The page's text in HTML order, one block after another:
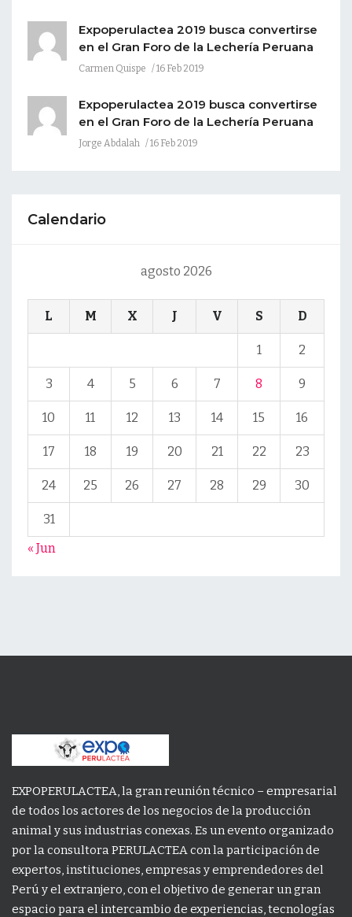
Expoperulactea 2019 busca convertirse
en el Gran Foro de la Lechería Peruana
Carmen Quispe 16 Feb 2019
Expoperulactea 2019 busca convertirse
en el Gran Foro de la Lechería Peruana
Jorge Abdalah 16 Feb 2019
Calendario
agosto 2026
L M X J V S D
1 2
3 4 5 6 7 8 9
10 11 12 13 14 15 16
17 18 19 20 21 22 23
24 25 26 27 28 29 30
31
« Jun
EXPOPERULACTEA, la gran reunión técnico – empresarial
de todos los actores de los negocios de la producción
animal y sus industrias conexas. Es un evento organizado
por la consultora PERULACTEA con la participación de
expertos, instituciones, empresas y emprendedores del
Perú y el extranjero, con el objetivo de generar un gran
espacio para el intercambio de experiencias, tecnologías